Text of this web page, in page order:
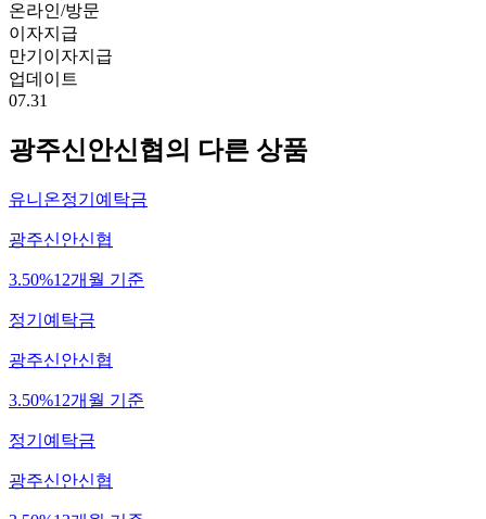
온라인/방문
이자지급
만기이자지급
업데이트
07.31
광주신안신협의 다른 상품
유니온정기예탁금
광주신안신협
3.50%12개월 기준
정기예탁금
광주신안신협
3.50%12개월 기준
정기예탁금
광주신안신협